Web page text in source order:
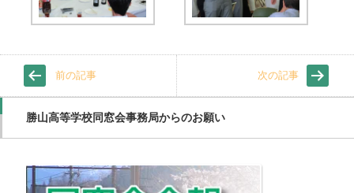
前の記事 次の記事
勝山高等学校同窓会事務局からのお願い